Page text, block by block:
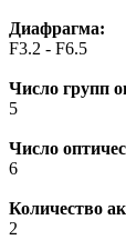
Диафрагма:
F3.2 - F6.5
Число групп
5
Число
6
Количество
2